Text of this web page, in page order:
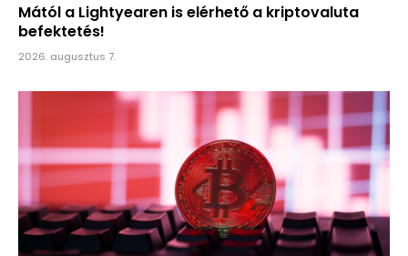
Mától a Lightyearen is elérhető a kriptovaluta
befektetés!
2026. augusztus 7.